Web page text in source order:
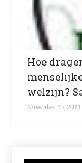
Hoe
welzijn?
November 15, 2011